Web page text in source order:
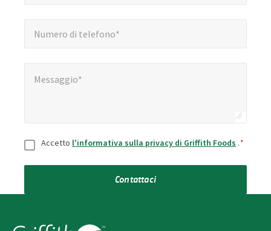
Numero di telefono*
Messaggio*
Consenso
Accetto l'informativa sulla privacy di Griffith Foods .*
Contattaci